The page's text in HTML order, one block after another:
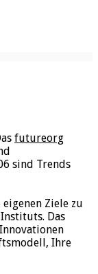
futureorg
sind Trends
Ziele zu
Das
Ihre